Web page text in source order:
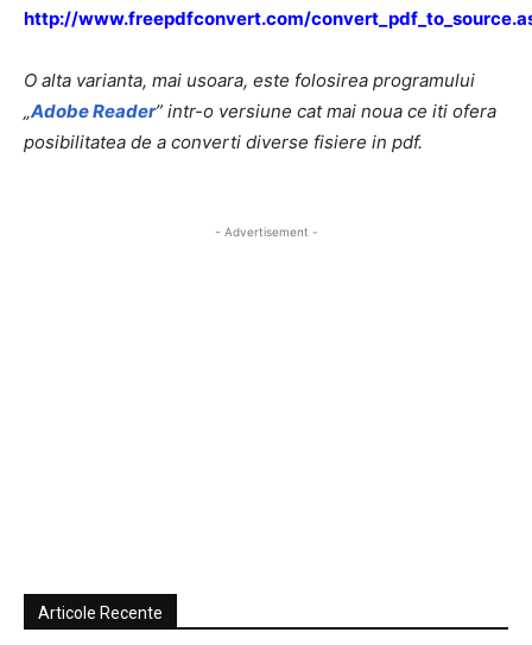
http://www.freepdfconvert.com/
O alta varianta, mai usoara, este folosirea programului
„Adobe Reader” intr-o versiune cat mai noua ce iti ofera
posibilitatea de a converti diverse fisiere in pdf.
- Advertisement -
Articole Recente